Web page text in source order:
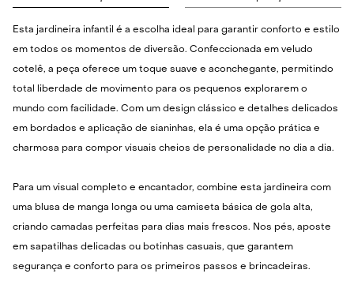
Esta jardineira infantil é a escolha ideal para garantir conforto e estilo
em todos os momentos de diversão. Confeccionada em veludo
cotelê, a peça oferece um toque suave e aconchegante, permitindo
total liberdade de movimento para os pequenos explorarem o
mundo com facilidade. Com um design clássico e detalhes delicados
em bordados e aplicação de sianinhas, ela é uma opção prática e
charmosa para compor visuais cheios de personalidade no dia a dia.
Para um visual completo e encantador, combine esta jardineira com
uma blusa de manga longa ou uma camiseta básica de gola alta,
criando camadas perfeitas para dias mais frescos. Nos pés, aposte
em sapatilhas delicadas ou botinhas casuais, que garantem
segurança e conforto para os primeiros passos e brincadeiras.